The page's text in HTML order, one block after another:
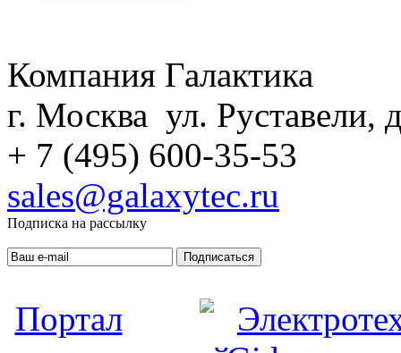
Компания Галактика
г. Москва ул. Руставели,
+ 7 (495) 600-35-53
sales@galaxytec.ru
Подписка на рассылку
Подписаться